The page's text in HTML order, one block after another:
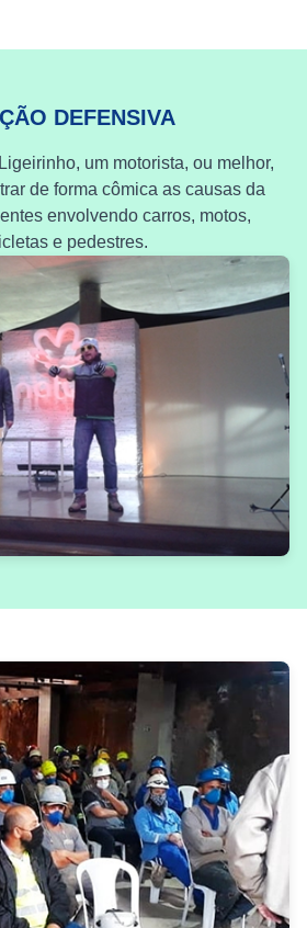
DEFENSIVA
um motorista, ou melhor,
de forma cômica as causas da
envolvendo carros, motos,
e pedestres.